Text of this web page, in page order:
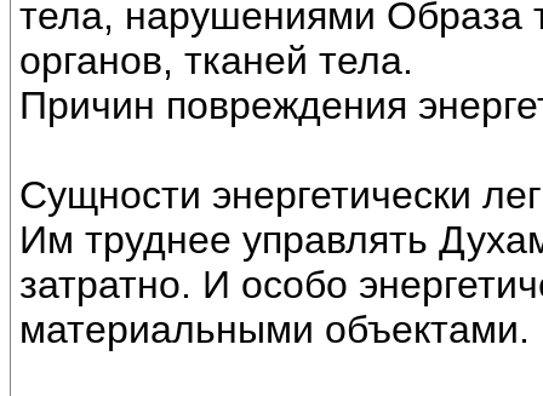
тела, нарушениями Образа
органов, тканей тела.
Причин повреждения
Сущности энергетически
Им труднее управлять
затратно. И особо
материальными объектами.